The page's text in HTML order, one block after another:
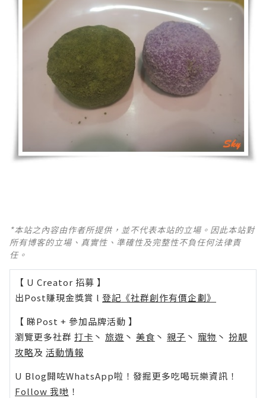
*本站之內容由作者所提供，並不代表本站的立場。因此本站對
所有博客的立場、真實性、準確性及完整性不負任何法律責
任。
【 U Creator 招募 】
出Post賺現金獎賞 l 登記《社群創作有價企劃》
【 睇Post + 參加品牌活動 】
瀏覽更多社群 打卡 丶 旅遊 丶 美食 丶 親子 丶 寵物 丶 扮靚
攻略及 活動情報
U Blog開咗WhatsApp啦！發掘更多吃喝玩樂資訊！
Follow 我哋 ！